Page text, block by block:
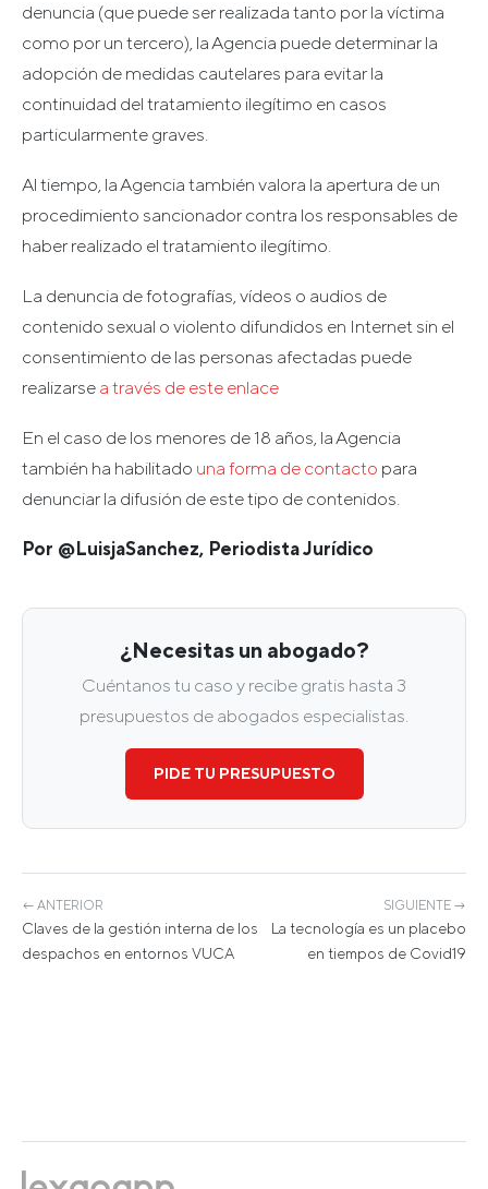
denuncia (que puede ser realizada tanto por la víctima
como por un tercero), la Agencia puede determinar la
adopción de medidas cautelares para evitar la
continuidad del tratamiento ilegítimo en casos
particularmente graves.
Al tiempo, la Agencia también valora la apertura de un
procedimiento sancionador contra los responsables de
haber realizado el tratamiento ilegítimo.
La denuncia de fotografías, vídeos o audios de
contenido sexual o violento difundidos en Internet sin el
consentimiento de las personas afectadas puede
realizarse a través de este enlace
En el caso de los menores de 18 años, la Agencia
también ha habilitado una forma de contacto para
denunciar la difusión de este tipo de contenidos.
Por @LuisjaSanchez, Periodista Jurídico
¿Necesitas un abogado?
Cuéntanos tu caso y recibe gratis hasta 3
presupuestos de abogados especialistas.
PIDE TU PRESUPUESTO
← ANTERIOR
Claves de la gestión interna de los
despachos en entornos VUCA
SIGUIENTE →
La tecnología es un placebo
en tiempos de Covid19